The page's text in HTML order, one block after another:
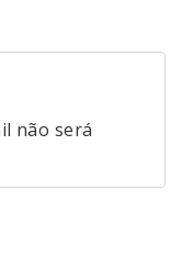
não será